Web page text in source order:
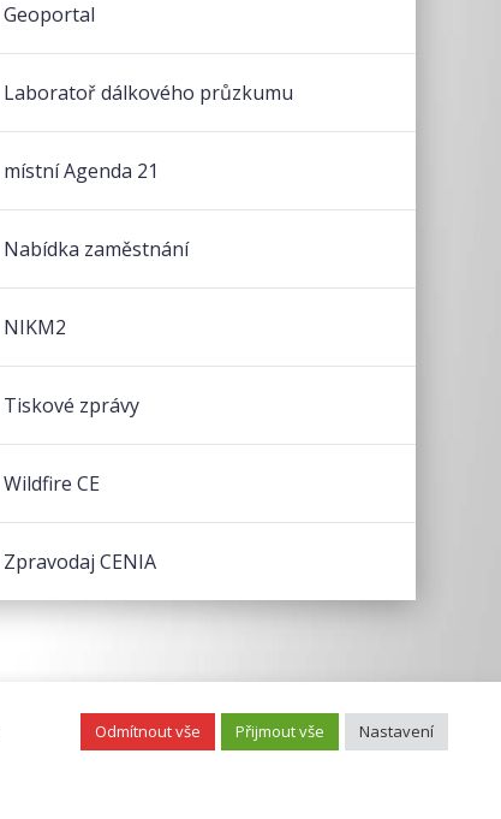
Geoportal
Laboratoř dálkového průzkumu
místní Agenda 21
Nabídka zaměstnání
NIKM2
Tiskové zprávy
Wildfire CE
Zpravodaj CENIA
Odmítnout vše Přijmout vše Nastavení